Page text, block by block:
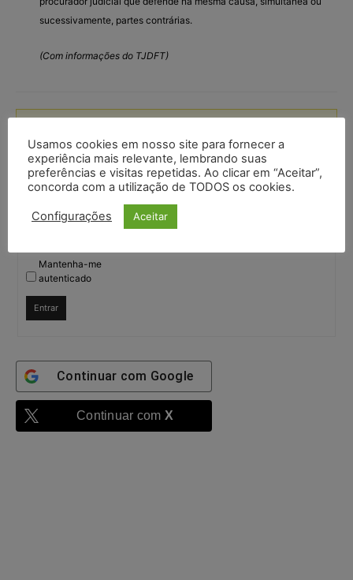
sucessivamente, partes contrárias.
(Com informações do TJDFT)
Você deve fazer login para responder a este tópico.
Nome de usuário:
Senha:
Mantenha-me
autenticado
Entrar
Continuar com Google
Continuar com X
Usamos cookies em nosso site para fornecer a
experiência mais relevante, lembrando suas
preferências e visitas repetidas. Ao clicar em “Aceitar”,
concorda com a utilização de TODOS os cookies.
Configurações Aceitar